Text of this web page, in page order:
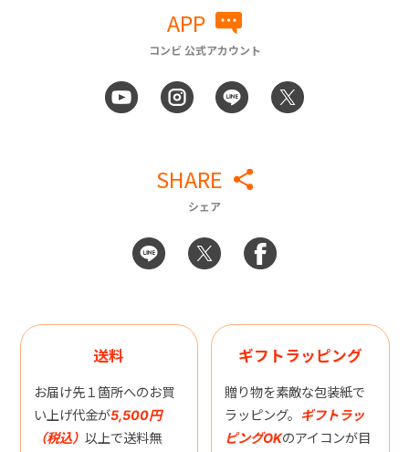
APP
コンビ 公式アカウント
SHARE
シェア
送料
お届け先１箇所へのお買
い上げ代金が5,500円
（税込） 以上で送料無
ギフトラッピング
贈り物を素敵な包装紙で
ラッピング。 ギフトラッ
ピングOKのアイコンが目